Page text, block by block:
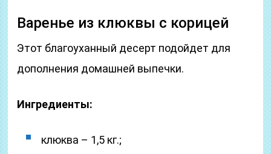
Варенье из клюквы с корицей
Этот благоуханный десерт подойдет для
дополнения домашней выпечки.
Ингредиенты:
клюква – 1,5 кг.;